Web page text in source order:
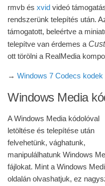
rmvb és xvid videó
rendszerünk telepítés után.
támogatott, beleértve a
telepítve van érdemes a
ott törölni a RealMedia
→ Windows 7 Codecs
Windows Media
A Windows Media kódolóval
letöltése és telepítése után
felvehetünk, vághatunk,
manipulálhatunk Windows
fájlokat. Mint a Windows
oldalán olvashatjuk, ez